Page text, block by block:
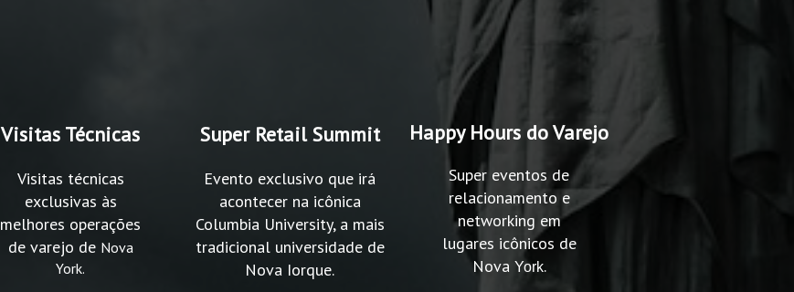
Visitas Técnicas
Visitas técnicas
exclusivas às
melhores operações
de varejo de Nova
York.
Super Retail Summit
Evento exclusivo que irá
acontecer na icônica
Columbia University, a mais
tradicional universidade de
Nova Iorque.
Happy Hours do Varejo
Super eventos de
relacionamento e
networking em
lugares icônicos de
Nova York.